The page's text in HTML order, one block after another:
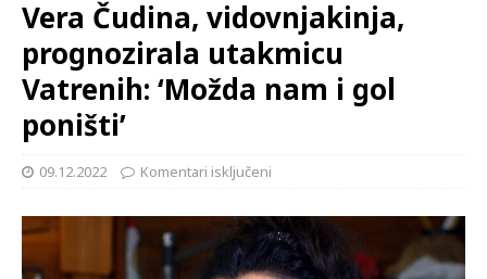
Vera Čudina, vidovnjakinja,
prognozirala utakmicu
Vatrenih: ‘Možda nam i gol
poništi’
09.12.2022 Komentari isključeni